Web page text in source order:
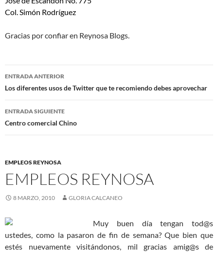
Col. Simón Rodríguez
Gracias por confiar en Reynosa Blogs.
Navegación
de
entradas
ENTRADA ANTERIOR
Los diferentes usos de Twitter que te recomiendo debes aprovechar
ENTRADA SIGUIENTE
Centro comercial Chino
EMPLEOS REYNOSA
EMPLEOS REYNOSA
8 MARZO, 2010 GLORIA CALCANEO
Muy buen día tengan tod@s
ustedes, como la pasaron de fin de semana? Que bien que
estés nuevamente visitándonos, mil gracias amig@s de